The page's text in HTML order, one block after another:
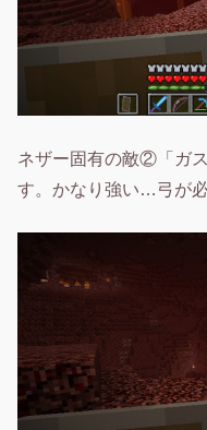
ネザー固有の敵②「ガ
す。かなり強い…弓が必